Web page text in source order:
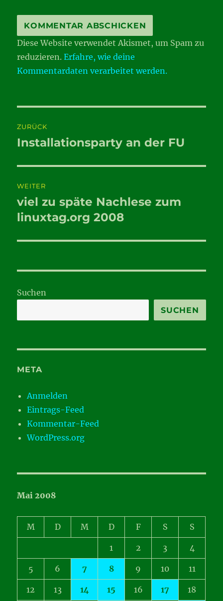
Diese Website verwendet Akismet, um Spam zu
reduzieren.Erfahre, wie deine
Kommentardaten verarbeitet werden.
ZURÜCK
Vorheriger
Installationsparty an der FU
WEITER
Nächster
Beitrag:
viel zu späte Nachlese zum
linuxtag.org 2008
Suchen
SUCHEN
META
Anmelden
Eintrags-Feed
Kommentar-Feed
WordPress.org
Mai 2008
M D M D F S S
1 2 3 4
5 6 7 8 9 10 11
12 13 14 15 16 17 18